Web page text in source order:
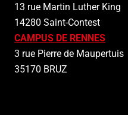
13 rue Martin Luther King
14280 Saint-Contest
CAMPUS DE RENNES
3 rue Pierre de Maupertuis
35170 BRUZ